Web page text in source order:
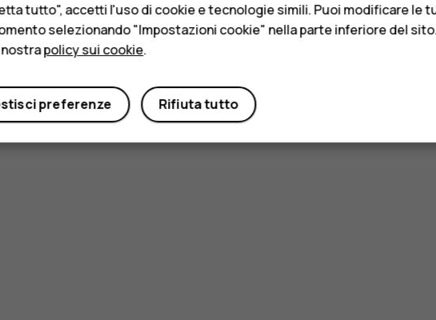
tutto", accetti l'uso di cookie e tecnologie simili. Puoi modificare le
selezionando "Impostazioni cookie" nella parte inferiore del
policy sui cookie.
Rifiuta tutto
preferenze